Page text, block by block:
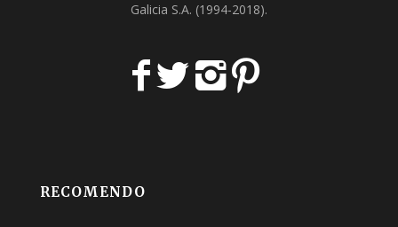
Galicia S.A. (1994-2018).
RECOMENDO